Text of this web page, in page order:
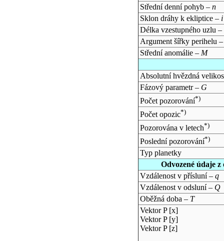
Střední denní pohyb – n
Sklon dráhy k ekliptice – i
Délka vzestupného uzlu –
Argument šířky perihelu
Střední anomálie – M
Absolutní hvězdná
Fázový parametr – G
Počet pozorování*)
Počet opozic*)
Pozorována v letech*)
Poslední pozorování*)
Typ planetky
Odvozené údaje
Vzdálenost v přísluní – q
Vzdálenost v odsluní – Q
Oběžná doba – T
Vektor P [x]
Vektor P [y]
Vektor P [z]